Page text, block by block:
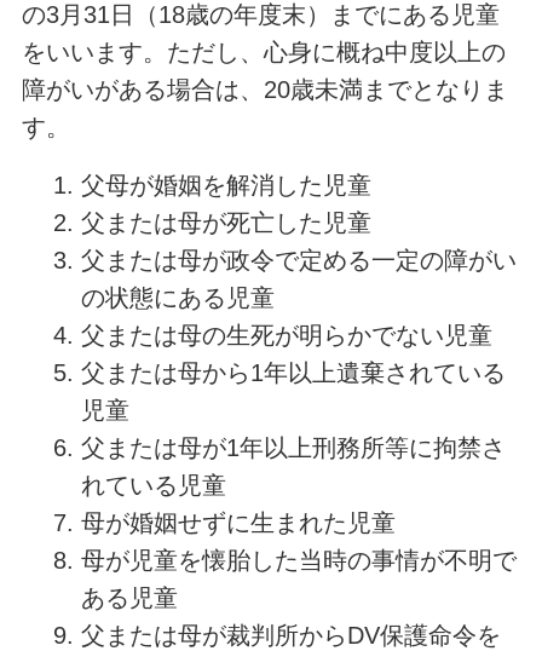
の3月31日（18歳の年度末）までにある児童
をいいます。ただし、心身に概ね中度以上の
障がいがある場合は、20歳未満までとなりま
す。
父母が婚姻を解消した児童
父または母が死亡した児童
父または母が政令で定める一定の障がい
の状態にある児童
父または母の生死が明らかでない児童
父または母から1年以上遺棄されている
児童
父または母が1年以上刑務所等に拘禁さ
れている児童
母が婚姻せずに生まれた児童
母が児童を懐胎した当時の事情が不明で
ある児童
父または母が裁判所からDV保護命令を